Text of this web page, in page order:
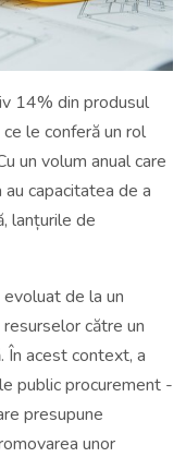
14% din produsul
le conferă un rol
un volum anual care
capacitatea de a
lanțurile de
de la un
către un
În acest context, a
public procurement -
presupune
unor